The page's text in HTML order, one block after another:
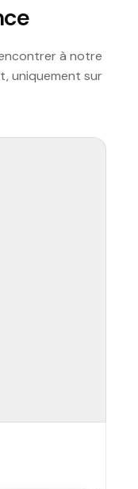
à notre
uniquement sur